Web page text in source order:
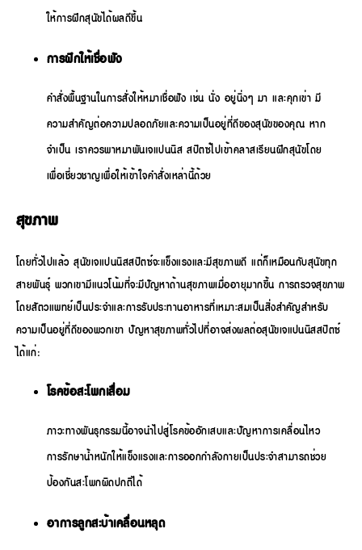
ให้การฝึกสุนัขได้ผลดีขึ้น
การฝึกให้เชื่อฟัง
คำสั่งพื้นฐานในการสั่งให้หมาเชื่อฟัง เช่น นั่ง อยู่นิ่งๆ มา และคุกเข่า มี
ความสำคัญต่อความปลอดภัยและความเป็นอยู่ที่ดีของสุนัขของคุณ หาก
จำเป็น เราควรพาหมาพันเจแปนนิส สปิตซ์ไปเข้าคลาสเรียนฝึกสุนัขโดย
เพื่อเชี่ยวชาญเพื่อให้เข้าใจคำสั่งเหล่านี้ด้วย
สุขภาพ
โดยทั่วไปแล้ว สุนัขเจแปนนิสสปิตซ์จะแข็งแรงและมีสุขภาพดี แต่ก็เหมือนกับสุนัขทุก
สายพันธุ์ พวกเขามีแนวโน้มที่จะมีปัญหาด้านสุขภาพเมื่ออายุมากขึ้น การตรวจสุขภาพ
โดยสัตวแพทย์เป็นประจำและการรับประทานอาหารที่เหมาะสมเป็นสิ่งสำคัญสำหรับ
ความเป็นอยู่ที่ดีของพวกเขา ปัญหาสุขภาพทั่วไปที่อาจส่งผลต่อสุนัขเจแปนนิสสปิตซ์
ได้แก่:
โรคข้อสะโพกเสื่อม
ภาวะทางพันธุกรรมนี้อาจนำไปสู่โรคข้ออักเสบและปัญหาการเคลื่อนไหว
การรักษาน้ำหนักให้แข็งแรงและการออกกำลังกายเป็นประจำสามารถช่วย
ป้องกันสะโพกผิดปกติได้
อาการลูกสะบ้าเคลื่อนหลุด